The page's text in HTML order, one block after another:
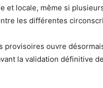
et locale, même si
les différentes
provisoires ouvre
la validation définitive